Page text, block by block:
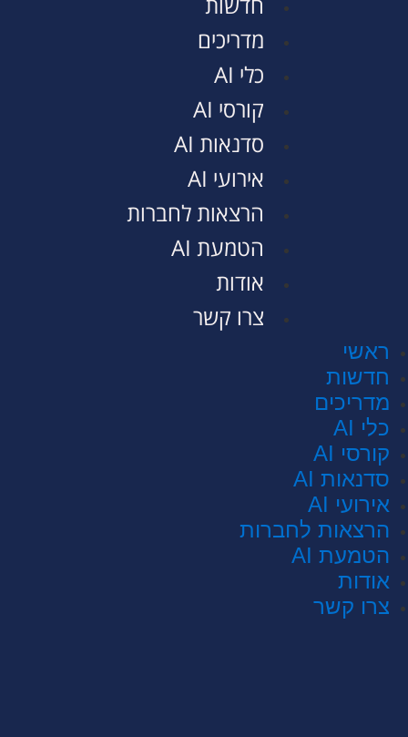
מדריכים
כלי AI
קורסי AI
סדנאות AI
אירועי AI
הרצאות לחברות
הטמעת AI
אודות
צרו קשר
ראשי
חדשות
מדריכים
כלי AI
קורסי AI
סדנאות AI
אירועי AI
הרצאות לחברות
הטמעת AI
אודות
צרו קשר